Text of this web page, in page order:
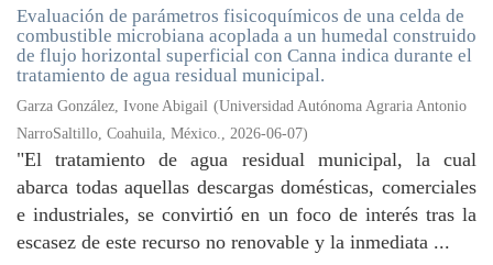
Evaluación de parámetros fisicoquímicos de una celda de
combustible microbiana acoplada a un humedal construido
de flujo horizontal superficial con Canna indica durante el
tratamiento de agua residual municipal.
Garza González, Ivone Abigail (Universidad Autónoma Agraria Antonio
NarroSaltillo, Coahuila, México., 2026-06-07)
"El tratamiento de agua residual municipal, la cual
abarca todas aquellas descargas domésticas, comerciales
e industriales, se convirtió en un foco de interés tras la
escasez de este recurso no renovable y la inmediata ...